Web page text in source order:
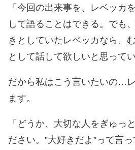
「今回の出来事を、レベッカ
して語ることはできる。でも
きとしていたレベッカなら、
として話して欲しいと思って
だから私はこう言いたいの…
ます。
「どうか、大切な人をぎゅっ
ださい。”大好きだよ”って言